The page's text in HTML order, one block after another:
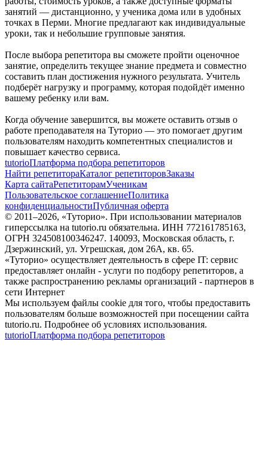
занятий — дистанционно, у ученика дома или в удобных
точках в Перми. Многие предлагают как индивидуальные
уроки, так и небольшие групповые занятия.
После выбора репетитора вы сможете пройти оценочное
занятие, определить текущее знание предмета и совместно
составить план достижения нужного результата. Учитель
подберёт нагрузку и программу, которая подойдёт именно
вашему ребенку или вам.
Когда обучение завершится, вы можете оставить отзыв о
работе преподавателя на Туторио — это помогает другим
пользователям находить компетентных специалистов и
повышает качество сервиса.
tutorioПлатформа подбора репетиторов
Найти репетитораКаталог репетиторовЗаказы
Карта сайтаРепетиторамУченикам
Пользовательское соглашениеПолитика
конфиденциальностиПубличная оферта
© 2011–2026, «Туторио». При использовании материалов
гиперссылка на tutorio.ru обязательна. ИНН 772161785163,
ОГРН 324508100346247. 140093, Московская область, г.
Дзержинский, ул. Угрешская, дом 26А, кв. 65.
«Туторио» осуществляет деятельность в сфере IT: сервис
предоставляет онлайн - услуги по подбору репетиторов, а
также распространению рекламы организаций - партнеров в
сети Интернет
Мы используем файлы cookie для того, чтобы предоставить
пользователям больше возможностей при посещении сайта
tutorio.ru. Подробнее об условиях использования.
tutorioПлатформа подбора репетиторов